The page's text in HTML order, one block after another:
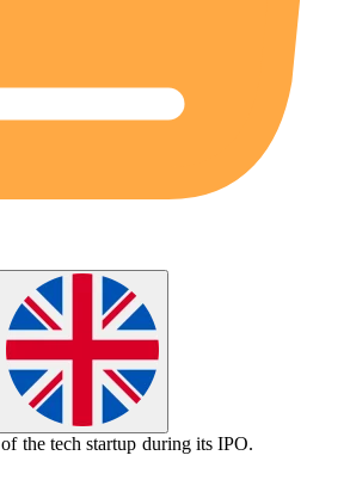
of the tech startup during its IPO.